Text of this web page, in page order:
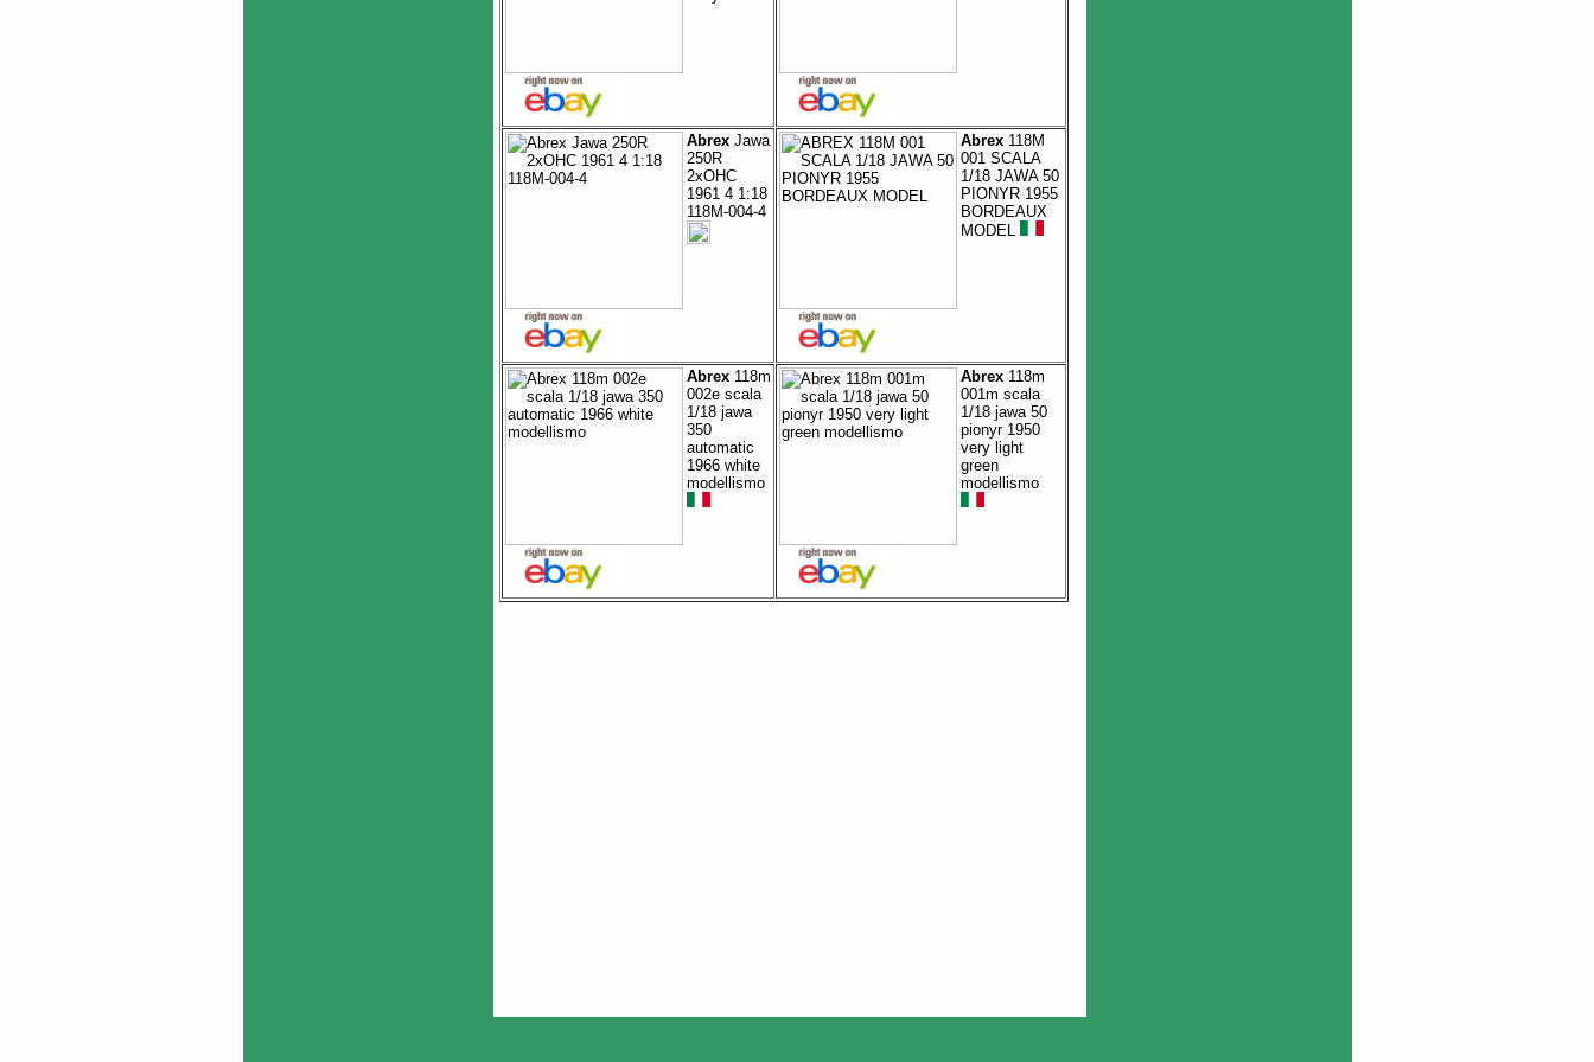
AbrexJawa
250R
2xOHC
1961 4 1:18
118M-004-4
Abrex118M
001 SCALA
1/18 JAWA 50
PIONYR 1955
BORDEAUX
MODEL
Abrex118m
002e scala
1/18 jawa
350
automatic
1966 white
modellismo
Abrex118m
001m scala
1/18 jawa 50
pionyr 1950
very light
green
modellismo